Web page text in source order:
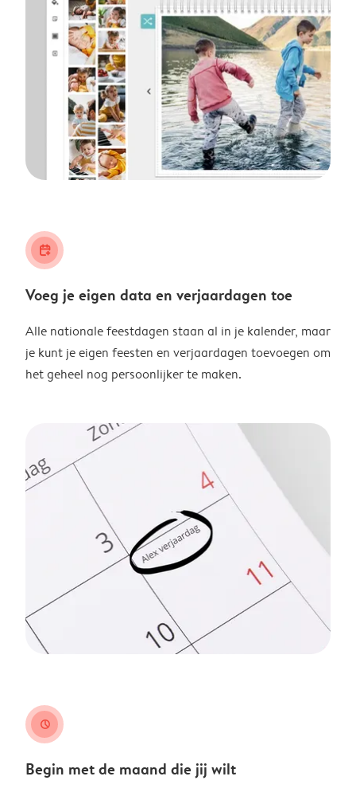
calendar_plus
Voeg je eigen data en verjaardagen toe
Alle nationale feestdagen staan al in je kalender, maar
je kunt je eigen feesten en verjaardagen toevoegen om
het geheel nog persoonlijker te maken.
clock
Begin met de maand die jij wilt